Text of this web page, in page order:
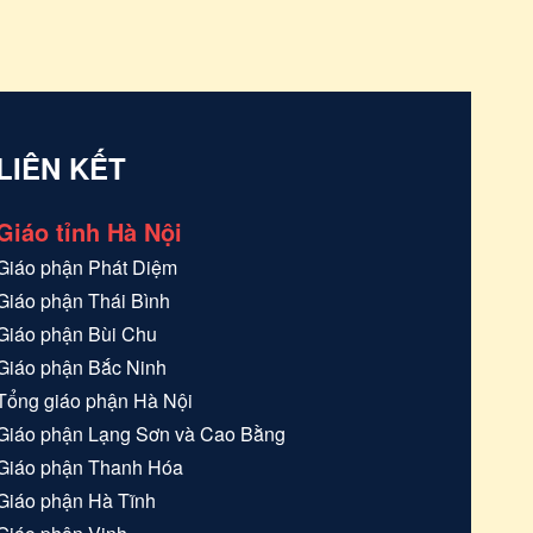
KẾT
tỉnh Hà Nội
phận Phát Diệm
phận Thái Bình
phận Bùi Chu
phận Bắc Ninh
giáo phận Hà Nội
phận Lạng Sơn và Cao Bằng
phận Thanh Hóa
phận Hà Tĩnh